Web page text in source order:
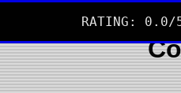
RATING: 0.0/